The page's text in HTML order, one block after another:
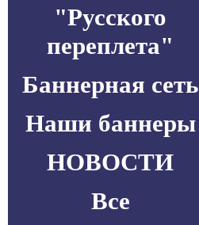
"Русского
переплета"
Баннерная сеть
Наши баннеры
НОВОСТИ
Все